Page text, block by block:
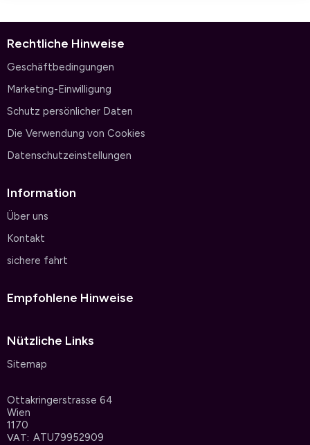
Rechtliche Hinweise
Geschäftbedingungen
Marketing-Einwilligung
Schutz persönlicher Daten
Die Verwendung von Cookies
Datenschutzeinstellungen
Information
Über uns
Kontakt
sichere fahrt
Empfohlene Hinweise
Nützliche Links
Sitemap
Ottakringerstrasse 64
Wien
1170
VAT ATU79952909